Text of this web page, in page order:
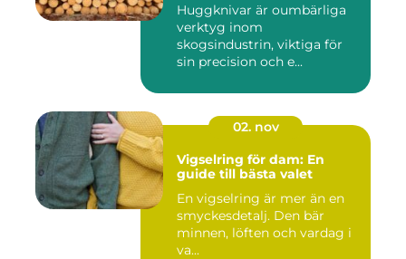
Huggknivar är oumbärliga
verktyg inom
skogsindustrin, viktiga för
sin precision och e...
02. nov
Vigselring för dam: En
guide till bästa valet
En vigselring är mer än en
smyckesdetalj. Den bär
minnen, löften och vardag i
va...